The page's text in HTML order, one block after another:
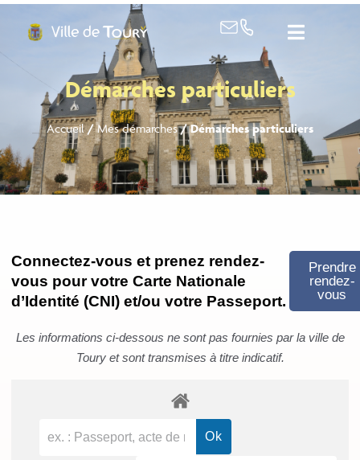
Démarches particuliers
Accueil/Mes démarches/Démarches particuliers
Connectez-vous et prenez rendez-
vous pour votre Carte Nationale
d’Identité (CNI) et/ou votre Passeport.
Prendre
rendez-
vous
Les informations ci-dessous ne sont pas fournies par la ville de
Toury et sont transmises à titre indicatif.